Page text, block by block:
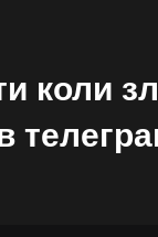
коли